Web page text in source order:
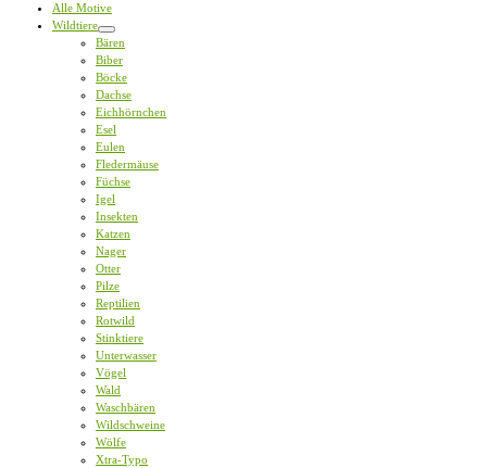
Alle Motive
Wildtiere
Bären
Biber
Böcke
Dachse
Eichhörnchen
Esel
Eulen
Fledermäuse
Füchse
Igel
Insekten
Katzen
Nager
Otter
Pilze
Reptilien
Rotwild
Stinktiere
Unterwasser
Vögel
Wald
Waschbären
Wildschweine
Wölfe
Xtra-Typo